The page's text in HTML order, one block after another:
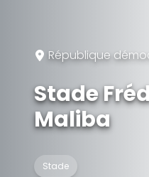
République
Stade
Maliba
Stade